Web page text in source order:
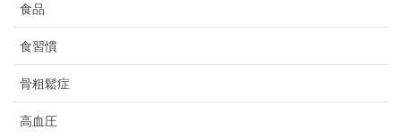
食品
食習慣
骨粗鬆症
高血圧